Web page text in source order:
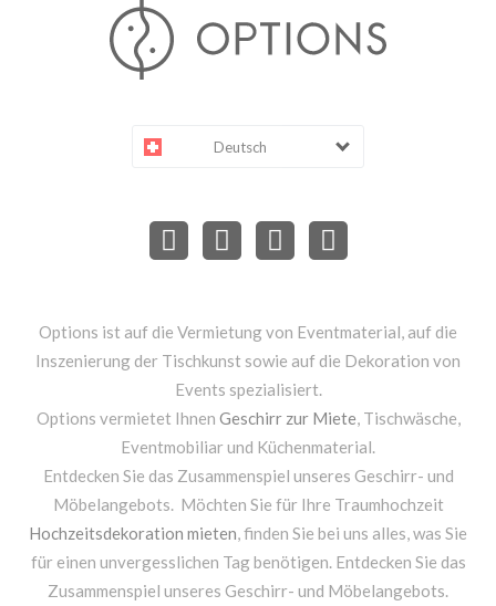
Deutsch
Options ist auf die Vermietung von Eventmaterial, auf die
Inszenierung der Tischkunst sowie auf die Dekoration von
Events spezialisiert.
Options vermietet Ihnen Geschirr zur Miete, Tischwäsche,
Eventmobiliar und Küchenmaterial.
Entdecken Sie das Zusammenspiel unseres Geschirr- und
Möbelangebots. Möchten Sie für Ihre Traumhochzeit
Hochzeitsdekoration mieten, finden Sie bei uns alles, was Sie
für einen unvergesslichen Tag benötigen. Entdecken Sie das
Zusammenspiel unseres Geschirr- und Möbelangebots.